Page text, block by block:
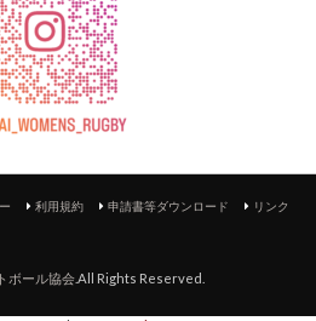
利用規約 申請書等ダウンロード
リンク
ボール協会.All Rights Reserved.